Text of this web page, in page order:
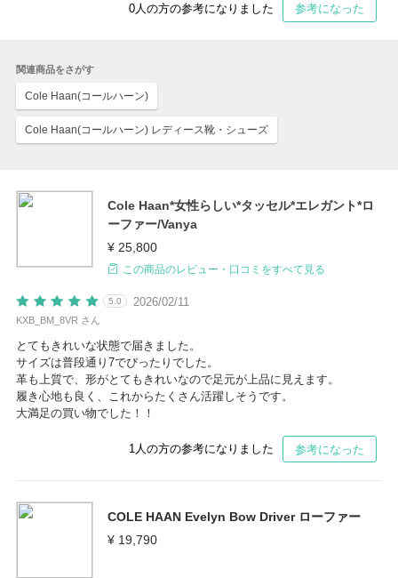
0 人の方の参考になりました 参考になった
関連商品をさがす
Cole Haan(コールハーン)
Cole Haan(コールハーン) レディース靴・シューズ
Cole Haan*女性らしい*タッセル*エレガント*ロ
ーファー/Vanya
¥ 25,800
この商品のレビュー・口コミをすべて見る
2026/02/11
5.0
KXB_BM_8VR さん
とてもきれいな状態で届きました。
サイズは普段通り7でぴったりでした。
革も上質で、形がとてもきれいなので足元が上品に見えます。
履き心地も良く、これからたくさん活躍しそうです。
大満足の買い物でした！！
1人の方の参考になりました 参考になった
COLE HAAN Evelyn Bow Driver ローファー
¥ 19,790